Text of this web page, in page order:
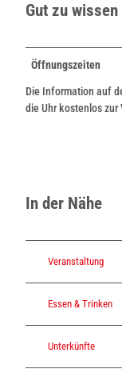
Gut zu wissen
Öffnungszeiten
Die Information auf
die Uhr kostenlos zur
In der Nähe
Veranstaltung
Essen & Trinken
Unterkünfte